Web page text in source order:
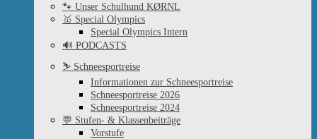
🐾 Unser Schulhund KØRNL
🥇 Special Olympics
Special Olympics Intern
🔊 PODCASTS
⛷ Schneesportreise
Informationen zur Schneesportreise
Schneesportreise 2026
Schneesportreise 2024
💬 Stufen- & Klassenbeiträge
Vorstufe